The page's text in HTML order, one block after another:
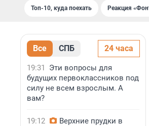
Топ-10, куда поехать Реакция
Все СПБ 24 часа
19:31
Эти вопросы для
будущих первоклассников под
силу не всем взрослым. А
вам?
19:12
Верхние прудки в